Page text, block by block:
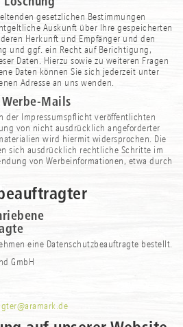
gesetzlichen Bestimmungen
Auskunft über Ihre gespeicherten
Herkunft und Empfänger und den
und ggf. ein Recht auf Berichtigung,
Daten. Hierzu sowie zu weiteren Fragen
Daten können Sie sich jederzeit unter
Adresse an uns wenden.
Mails
der Impressumspflicht veröffentlichten
von nicht ausdrücklich angeforderter
wird hiermit widersprochen. Die
sich ausdrücklich rechtliche Schritte im
von Werbeinformationen, etwa durch
eine Datenschutzbeauftragte bestellt.
GmbH